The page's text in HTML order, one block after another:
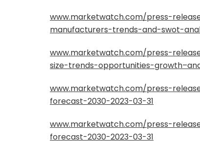
www.marketwatch.com/press-
manufacturers-trends-and-swot-
www.marketwatch.com/press-
size-trends-opportunities-
www.marketwatch.com/press-
forecast-2030-2023-03-31
www.marketwatch.com/press-
forecast-2030-2023-03-31